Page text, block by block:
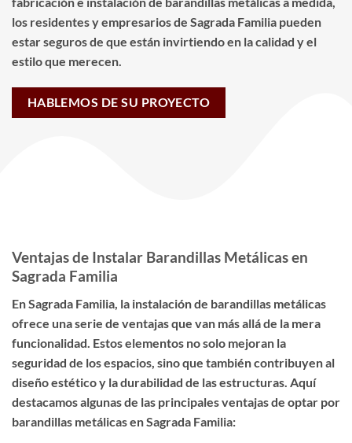
los residentes y empresarios de Sagrada Familia pueden
estar seguros de que están invirtiendo en la calidad y el
estilo que merecen.
HABLEMOS DE SU PROYECTO
Ventajas de Instalar Barandillas Metálicas en
Sagrada Familia
En Sagrada Familia, la instalación de barandillas metálicas
ofrece una serie de ventajas que van más allá de la mera
funcionalidad. Estos elementos no solo mejoran la
seguridad de los espacios, sino que también contribuyen al
diseño estético y la durabilidad de las estructuras. Aquí
destacamos algunas de las principales ventajas de optar por
barandillas metálicas en Sagrada Familia: